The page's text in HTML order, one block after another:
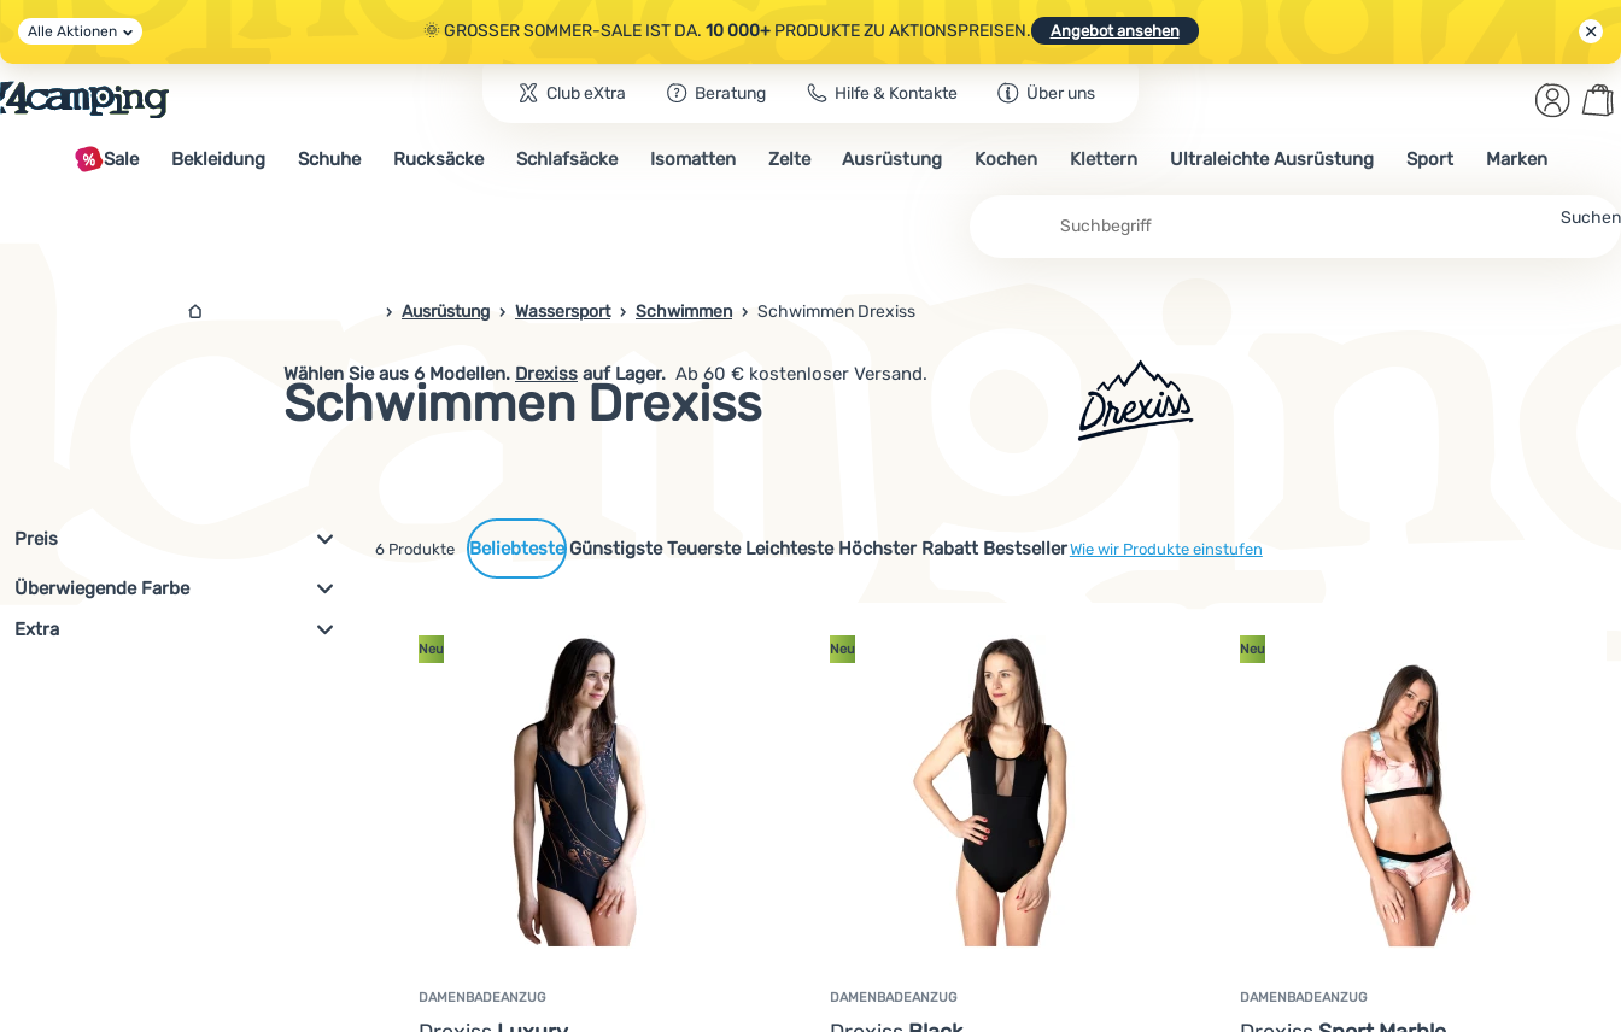
🌞 GROSSER SOMMER-SALE IST DA. 10 000+PRODUKTE ZU AKTIONSPREISEN. Angebot ansehen
🤫 - 10 % AUF AUSGEWÄHLTE CAMPING- & WANDERAUSRÜSTUNG.CODE OUT10 NUTZEN.
🌞 GROSSER SOMMER-SALE IST DA.10 000+PRODUKTE ZU AKTIONSPREISEN. Angebot ansehen
Alle Aktionen
Club eXtra Beratung Hilfe & Kontakte Über uns
Suchen
Anmelden
Sale Bekleidung Schuhe Rucksäcke Schlafsäcke Isomatten Zelte Ausrüstung Kochen Klettern Ultraleichte Ausrüstung Sport Marken
4campingshop.de
Ausrüstung Wassersport Schwimmen Schwimmen Drexiss
Schwimmen Drexiss
Wählen Sie aus 6 Modellen. Drexiss auf Lager. Ab 60 € kostenloser Versand.
Günstigste Teuerste Leichteste Höchster Rabatt BestsellerWie wir Produkte einstufen
Gefundene Produkte
6 Produkte
Filterung nach Parametern und Marken
Filterung anzeigen
Preis
€
Überwiegende Farbe
Extra
DAMENBADEANZUG
Neu
DAMENBADEANZUG
Neu
DAMENBADEANZUG
Neu